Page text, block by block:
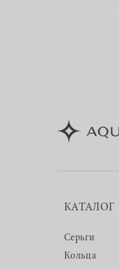
КАТАЛОГ
Серьги
Кольца